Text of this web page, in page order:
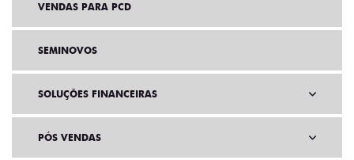
VENDAS PARA PCD
SEMINOVOS
SOLUÇÕES FINANCEIRAS
PÓS VENDAS